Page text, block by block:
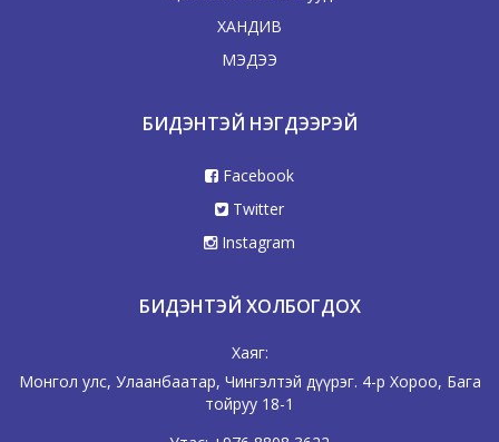
ХАНДИВ
МЭДЭЭ
БИДЭНТЭЙ НЭГДЭЭРЭЙ
Facebook
Twitter
Instagram
БИДЭНТЭЙ ХОЛБОГДОХ
Хаяг:
Монгол улс, Улаанбаатар, Чингэлтэй дүүрэг. 4-р Хороо, Бага
тойруу 18-1